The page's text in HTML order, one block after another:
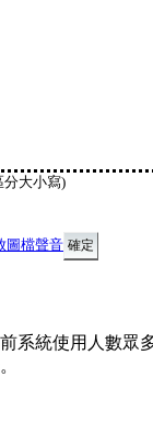
分大小寫)
圖檔聲音
系統使用人數眾